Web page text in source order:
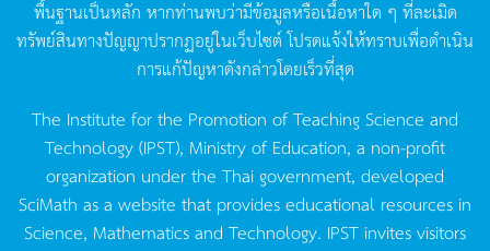
พื้นฐานเป็นหลัก หากท่านพบว่ามีข้อมูลหรือเนื้อหาใด ๆ ที่ละเมิด
ทรัพย์สินทางปัญญาปรากฏอยู่ในเว็บไซต์โปรดแจ้งให้ทราบเพื่อดำเนิน
การแก้ปัญหาดังกล่าวโดยเร็วที่สุด
The Institute for the Promotion of Teaching Science and
Technology (IPST), Ministry of Education, a non-profit
organization under the Thai government, developed
SciMath as a website that provides educational resources in
Science, Mathematics and Technology. IPST invites visitors